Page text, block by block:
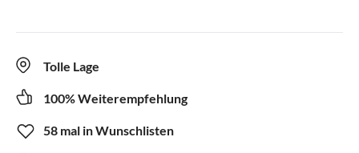
Tolle Lage
100% Weiterempfehlung
58 mal in Wunschlisten